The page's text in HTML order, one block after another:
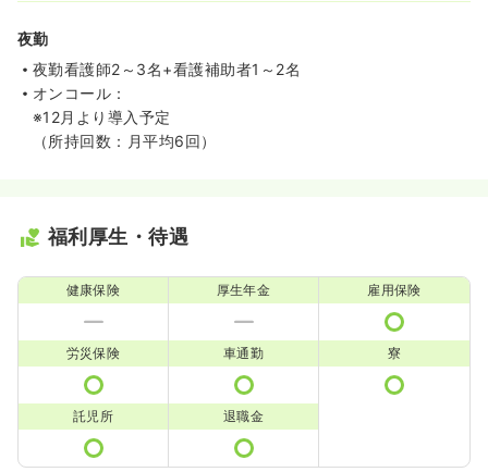
夜勤
夜勤看護師2～3名+看護補助者1～2名
オンコール：
※12月より導入予定
（所持回数：月平均6回）
福利厚生・待遇
健康保険 厚生年金 雇用保険
労災保険 車通勤 寮
託児所 退職金